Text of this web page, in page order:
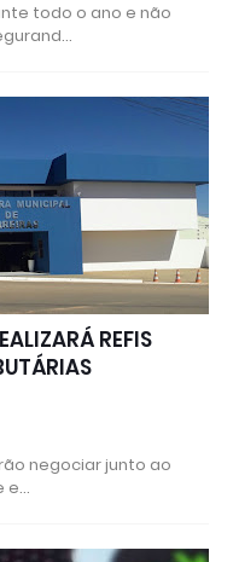
todo o ano e não
REFIS
negociar junto ao
e…